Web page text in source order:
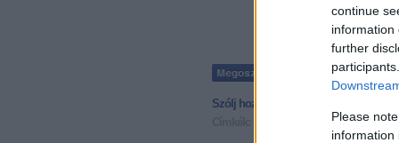
continue
information
further
Please
information
Szólj hozzá!
gázvita